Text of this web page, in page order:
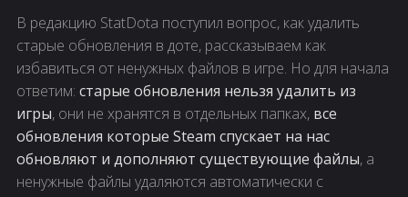
В редакцию StatDota поступил вопрос, как удалить
старые обновления в доте, рассказываем как
избавиться от ненужных файлов в игре. Но для начала
ответим: старые обновления нельзя удалить из
игры, они не хранятся в отдельных папках, все
обновления которые Steam спускает на нас
обновляют и дополняют существующие файлы, а
ненужные файлы удаляются автоматически с